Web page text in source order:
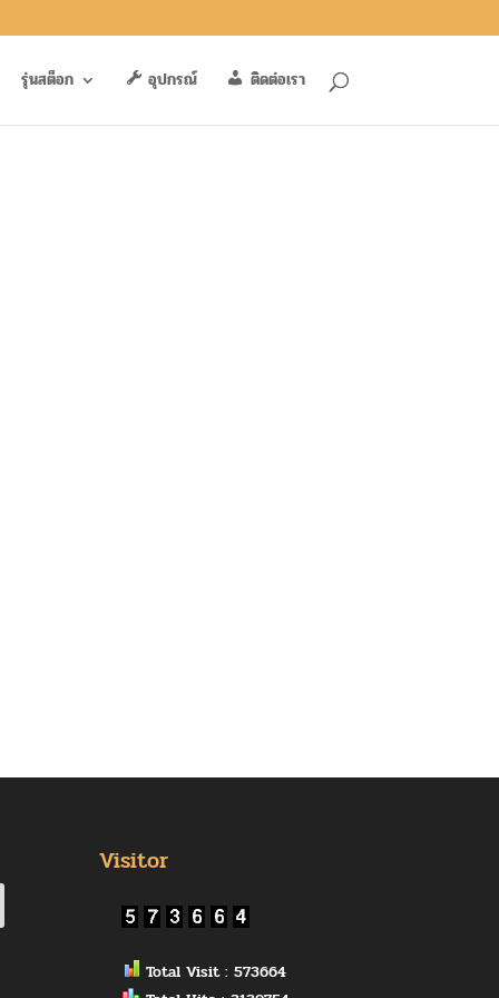
รุ่นสต็อก อุปกรณ์ ติดต่อเรา
Visitor
Total Visit : 573664